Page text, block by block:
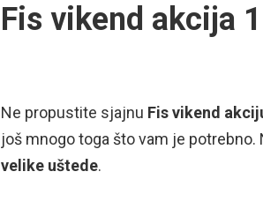
Fis vikend akcija
Ne propustite sjajnu Fis vikend
još mnogo toga što vam je
velike uštede.